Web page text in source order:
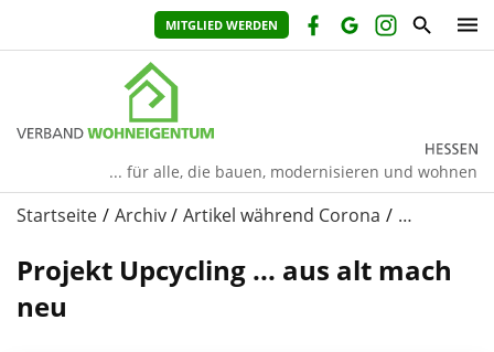
MITGLIED WERDEN
... für alle, die bauen, modernisieren und wohnen
Startseite Archiv Artikel während Corona …
Projekt Upcycling ... aus alt mach
neu